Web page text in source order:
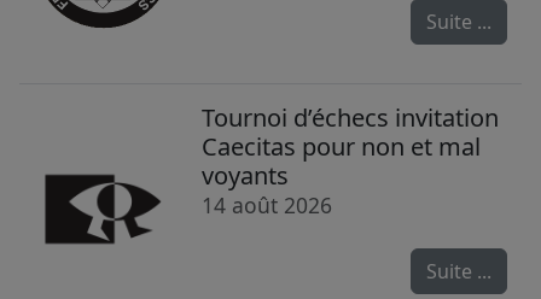
Suite ...
Tournoi d’échecs invitation
Caecitas pour non et mal
voyants
14 août 2026
Suite ...